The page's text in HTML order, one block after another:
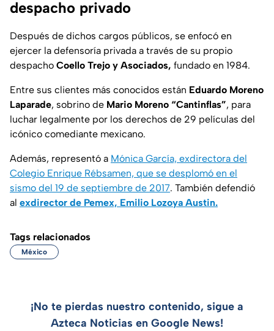
despacho privado
Después de dichos cargos públicos, se enfocó en
ejercer la defensoría privada a través de su propio
despacho Coello Trejo y Asociados, fundado en 1984.
Entre sus clientes más conocidos están Eduardo Moreno
Laparade, sobrino de Mario Moreno “Cantinflas”, para
luchar legalmente por los derechos de 29 películas del
icónico comediante mexicano.
Además, representó a Mónica García, exdirectora del
Colegio Enrique Rébsamen, que se desplomó en el
sismo del 19 de septiembre de 2017. También defendió
al exdirector de Pemex, Emilio Lozoya Austin.
Tags relacionados
México
¡No te pierdas nuestro contenido, sigue a
Azteca Noticias en Google News!